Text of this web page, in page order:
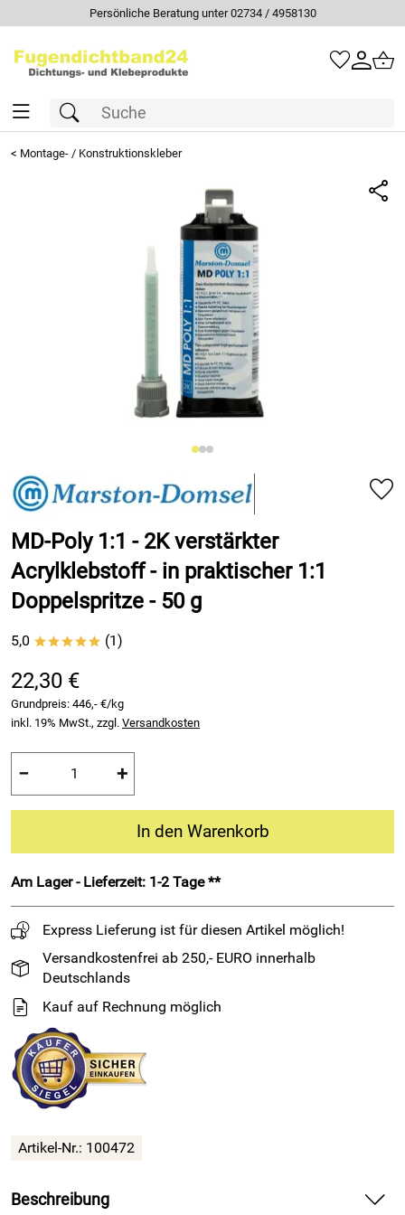
Persönliche Beratung unter 02734 / 4958130
< Montage- / Konstruktionskleber
MD-Poly 1:1 - 2K verstärkter
Acrylklebstoff - in praktischer 1:1
Doppelspritze - 50 g
5,0 ***** (1)
22,30 €
Grundpreis: 446,- €/kg
inkl. 19% MwSt., zzgl. Versandkosten
− +
In den Warenkorb
Am Lager - Lieferzeit: 1-2 Tage **
Express Lieferung ist für diesen Artikel möglich!
Versandkostenfrei ab 250,- EURO innerhalb
Deutschlands
Kauf auf Rechnung möglich
Artikel-Nr.: 100472
Beschreibung